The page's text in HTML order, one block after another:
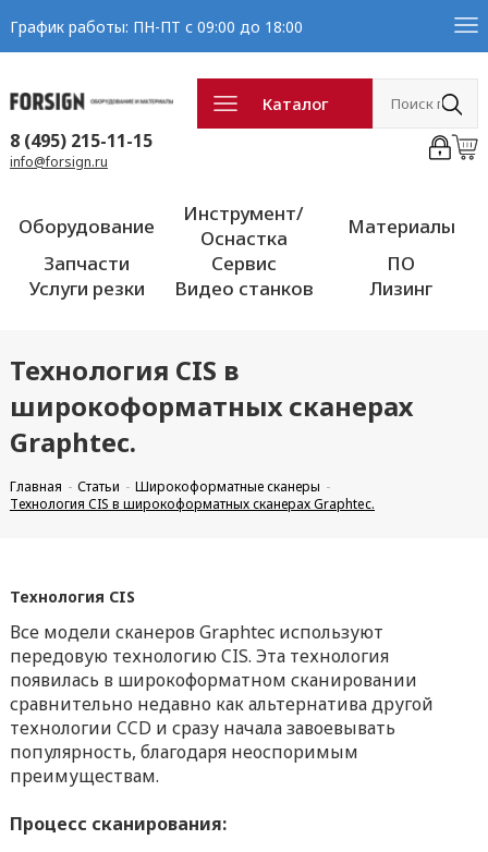
График работы: ПН-ПТ с 09:00 до 18:00
Каталог
8 (495) 215-11-15
info@forsign.ru
Оборудование
Инструмент/
Оснастка
Материалы
Запчасти
Сервис
ПО
Услуги резки
Видео станков Лизинг
Технология CIS в
широкоформатных сканерах
Graphtec.
Главная Статьи
Широкоформатные сканеры
Технология CIS в широкоформатных сканерах Graphtec.
Технология CIS
Все модели сканеров Graphtec используют
передовую технологию CIS. Эта технология
появилась в широкоформатном сканировании
сравнительно недавно как альтернатива другой
технологии CCD и сразу начала завоевывать
популярность, благодаря неоспоримым
преимуществам.
Процесс сканирования: